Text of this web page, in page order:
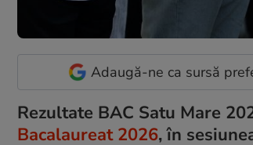
Adaugă-ne ca sursă
Rezultate BAC Satu Mare
Bacalaureat 2026, în